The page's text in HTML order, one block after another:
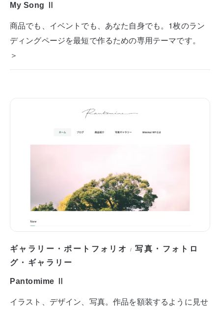
My Song Ⅱ
商品でも、イベントでも、あなた自身でも。1枚のラン
ディングページを最短で作るための専用テーマです。
＞
ギャラリー・ポートフォリオ /写真・フォトロ
グ・ギャラリー
Pantomime Ⅱ
イラスト、デザイン、写真。作品を額装するように見せ